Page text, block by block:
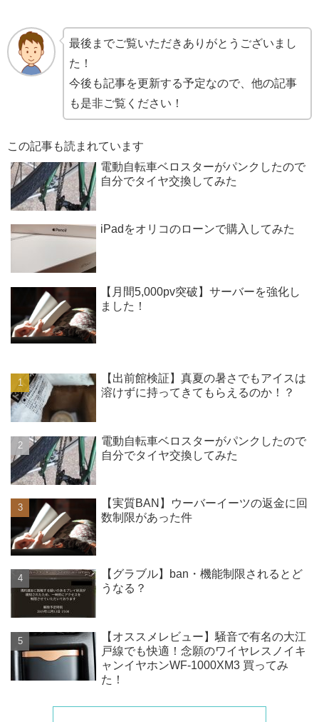
最後までご覧いただきありがとうございまし
た！
今後も記事を更新する予定なので、他の記事
も是非ご覧ください！
この記事も読まれています
電動自転車ベロスターがパンクしたので
自分でタイヤ交換してみた
iPadをオリコのローンで購入してみた
【月間5,000pv突破】サーバーを強化し
ました！
【出前館検証】真夏の暑さでもアイスは
溶けずに持ってきてもらえるのか！？
電動自転車ベロスターがパンクしたので
自分でタイヤ交換してみた
【実質BAN】ウーバーイーツの返金に回
数制限があった件
【グラブル】ban・機能制限されるとど
うなる？
【オススメレビュー】騒音で有名の大江
戸線でも快適！念願のワイヤレスノイキ
ャンイヤホンWF-1000XM3 買ってみ
た！